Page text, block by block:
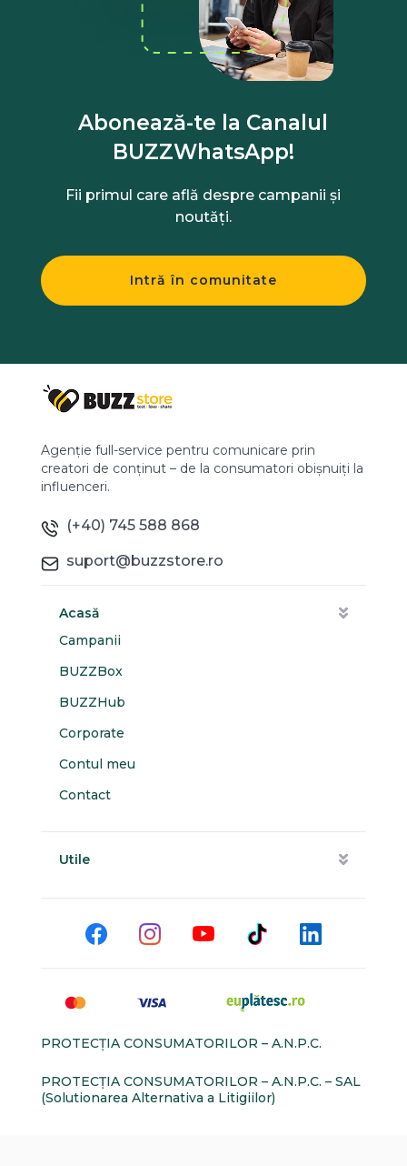
Abonează-te la Canalul
BUZZWhatsApp!
Fii primul care află despre campanii și
noutăți.
Intră în comunitate
Agenție full-service pentru comunicare prin
creatori de conținut – de la consumatori obișnuiți la
influenceri.
(+40) 745 588 868
suport@buzzstore.ro
Acasă
Campanii
BUZZBox
BUZZHub
Corporate
Contul meu
Contact
Utile
PROTECŢIA CONSUMATORILOR – A.N.P.C.
PROTECŢIA CONSUMATORILOR – A.N.P.C. – SAL
(Solutionarea Alternativa a Litigiilor)